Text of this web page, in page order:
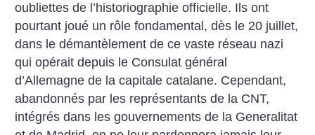
oubliettes de l’historiographie officielle. Ils ont
pourtant joué un rôle fondamental, dès le 20 juillet,
dans le démantèlement de ce vaste réseau nazi
qui opérait depuis le Consulat général
d’Allemagne de la capitale catalane. Cependant,
abandonnés par les représentants de la CNT,
intégrés dans les gouvernements de la Generalitat